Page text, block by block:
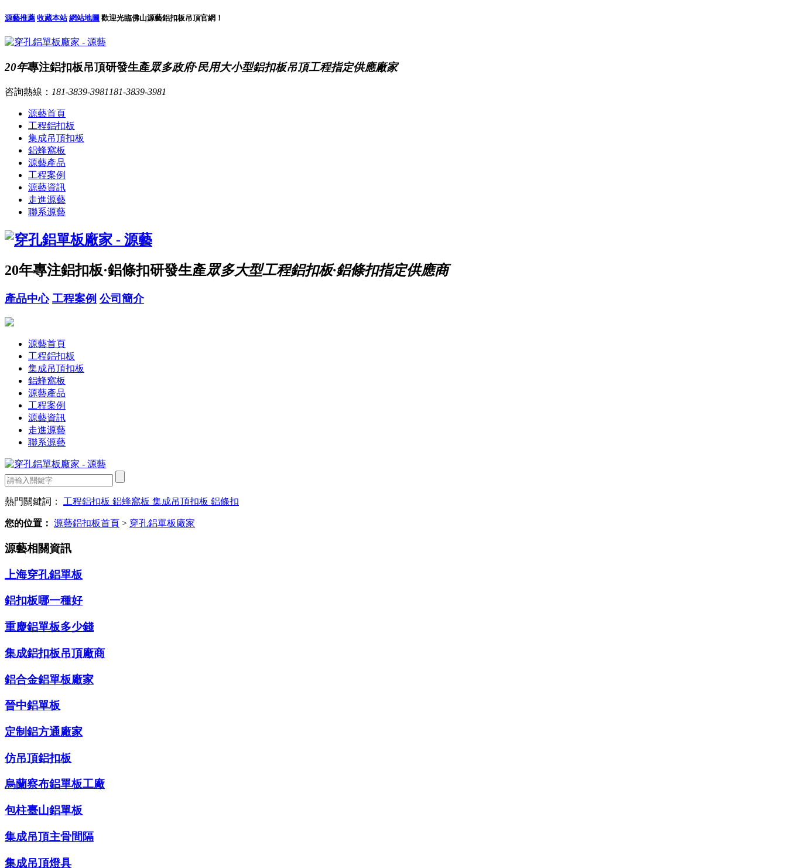
源藝推薦 收藏本站 網站地圖 歡迎光臨佛山源藝鋁扣板吊頂官網！
20年專注鋁扣板吊頂研發生產眾多政府·民用大小型鋁扣板吊頂工程指定供應廠家
咨詢熱線： 181-3839-3981 181-3839-3981
源藝首頁
工程鋁扣板
集成吊頂扣板
鋁蜂窩板
源藝產品
工程案例
源藝資訊
走進源藝
聯系源藝
20年專注鋁扣板·鋁條扣研發生產眾多大型工程鋁扣板·鋁條扣指定供應商
產品中心 工程案例 公司簡介
源藝首頁
工程鋁扣板
集成吊頂扣板
鋁蜂窩板
源藝產品
工程案例
源藝資訊
走進源藝
聯系源藝
熱門關鍵詞： 工程鋁扣板 鋁蜂窩板 集成吊頂扣板 鋁條扣
您的位置： 源藝鋁扣板首頁 > 穿孔鋁單板廠家
源藝相關資訊
上海穿孔鋁單板
鋁扣板哪一種好
重慶鋁單板多少錢
集成鋁扣板吊頂廠商
鋁合金鋁單板廠家
晉中鋁單板
定制鋁方通廠家
仿吊頂鋁扣板
烏蘭察布鋁單板工廠
包柱臺山鋁單板
集成吊頂主骨間隔
集成吊頂燈具